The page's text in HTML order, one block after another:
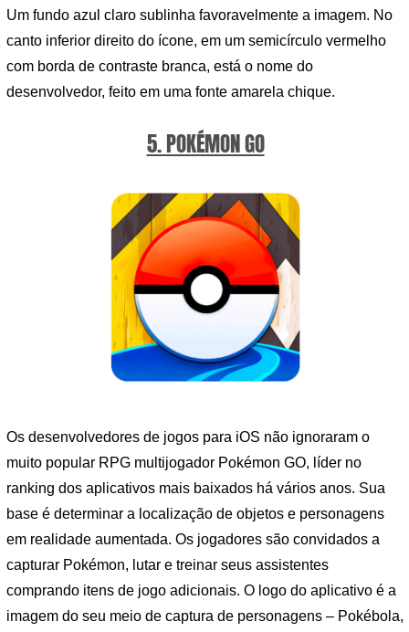
Um fundo azul claro sublinha favoravelmente a imagem. No
canto inferior direito do ícone, em um semicírculo vermelho
com borda de contraste branca, está o nome do
desenvolvedor, feito em uma fonte amarela chique.
5. POKÉMON GO
Os desenvolvedores de jogos para iOS não ignoraram o
muito popular RPG multijogador Pokémon GO, líder no
ranking dos aplicativos mais baixados há vários anos. Sua
base é determinar a localização de objetos e personagens
em realidade aumentada. Os jogadores são convidados a
capturar Pokémon, lutar e treinar seus assistentes
comprando itens de jogo adicionais. O logo do aplicativo é a
imagem do seu meio de captura de personagens – Pokébola,